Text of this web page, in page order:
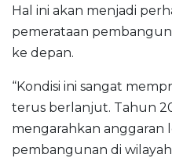
Hal ini akan menjadi
pemerataan
ke depan.
“Kondisi ini sangat
terus berlanjut. Tahun
mengarahkan anggaran
pembangunan di